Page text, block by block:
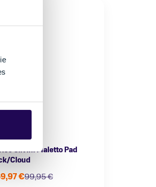
Silvini Maletto Pad
Cloud
99,95 €
€